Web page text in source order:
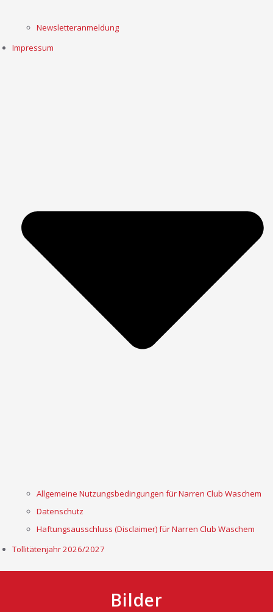
Newsletteranmeldung
Impressum
Allgemeine Nutzungsbedingungen für Narren Club Waschem
Datenschutz
Haftungsausschluss (Disclaimer) für Narren Club Waschem
Tollitätenjahr 2026/2027
Bilder